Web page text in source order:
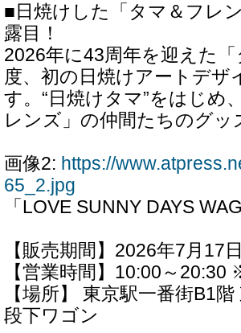
■日焼けした「タマ＆フレ
露目！
2026年に43周年を迎えた
度、初の日焼けアートデ
す。“日焼けタマ”をはじめ
レンズ」の仲間たちのグ
画像2: https://
65_2.jpg
「LOVE SUNNY DAYS
【販売期間】2026年7月17
【営業時間】10:00～
【場所】 東京駅一番街B1
段下ワゴン